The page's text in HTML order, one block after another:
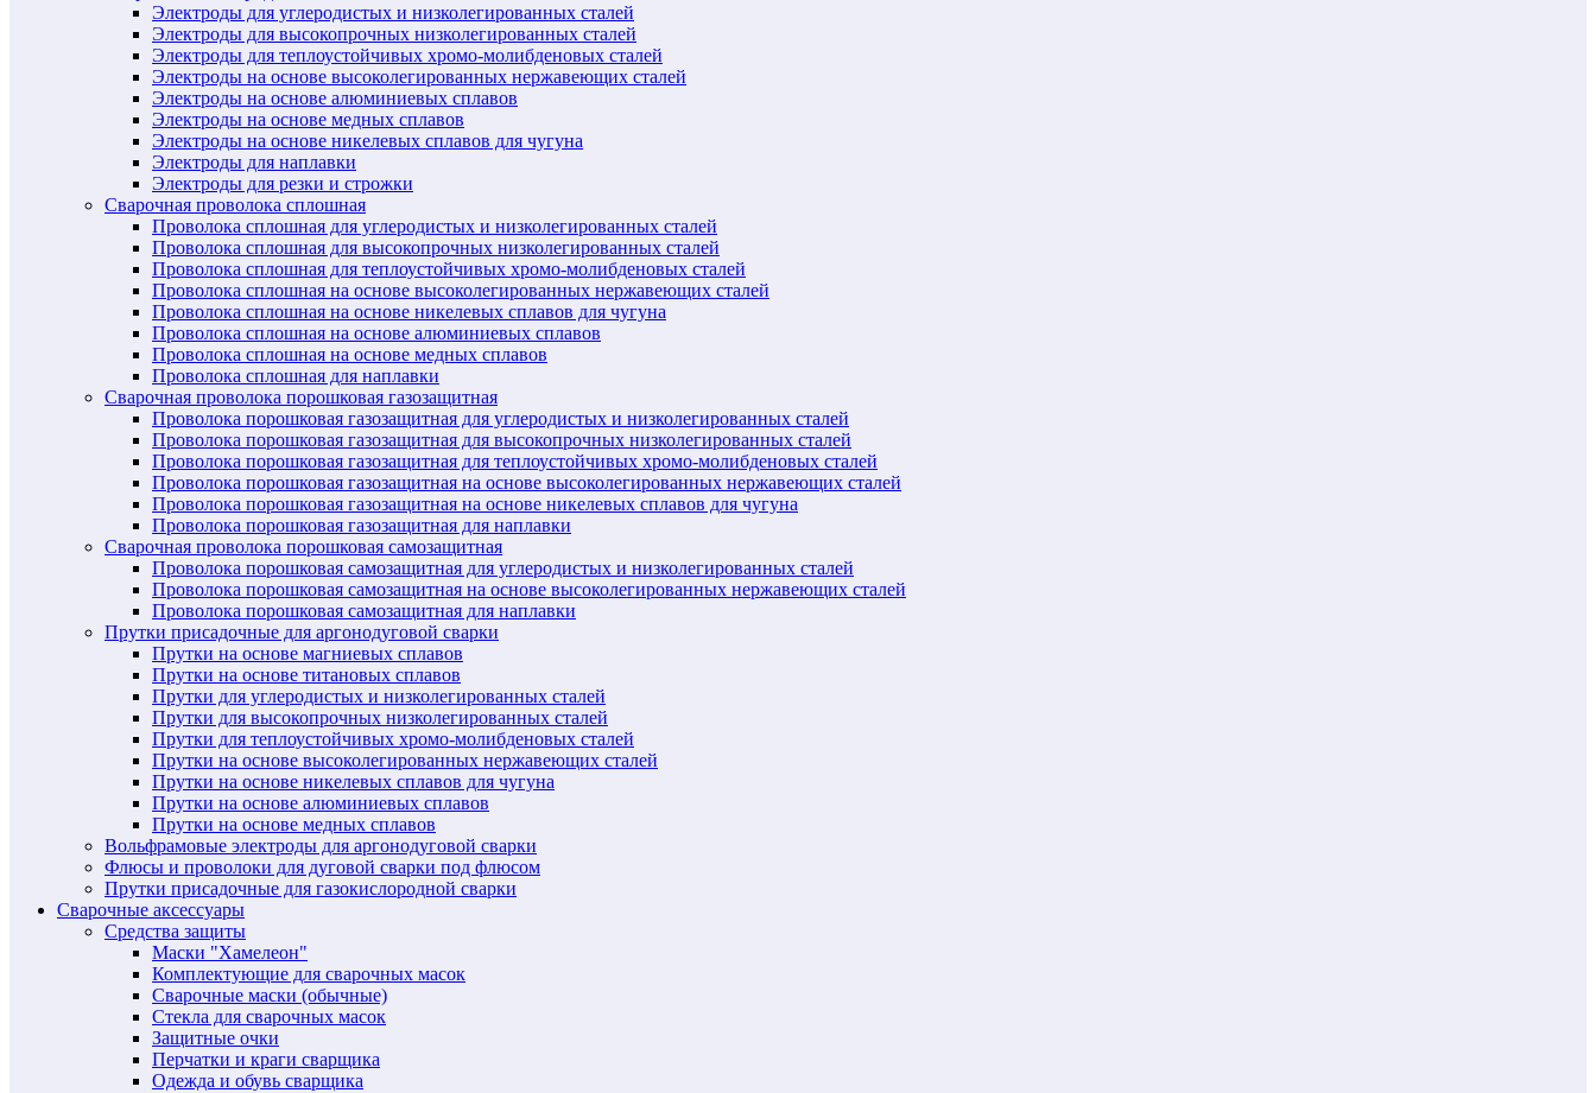
Электроды для углеродистых и низколегированных сталей
Электроды для высокопрочных низколегированных сталей
Электроды для теплоустойчивых хромо-молибденовых сталей
Электроды на основе высоколегированных нержавеющих сталей
Электроды на основе алюминиевых сплавов
Электроды на основе медных сплавов
Электроды на основе никелевых сплавов для чугуна
Электроды для наплавки
Электроды для резки и строжки
Сварочная проволока сплошная
Проволока сплошная для углеродистых и низколегированных сталей
Проволока сплошная для высокопрочных низколегированных сталей
Проволока сплошная для теплоустойчивых хромо-молибденовых сталей
Проволока сплошная на основе высоколегированных нержавеющих сталей
Проволока сплошная на основе никелевых сплавов для чугуна
Проволока сплошная на основе алюминиевых сплавов
Проволока сплошная на основе медных сплавов
Проволока сплошная для наплавки
Сварочная проволока порошковая газозащитная
Проволока порошковая газозащитная для углеродистых и низколегированных сталей
Проволока порошковая газозащитная для высокопрочных низколегированных сталей
Проволока порошковая газозащитная для теплоустойчивых хромо-молибденовых сталей
Проволока порошковая газозащитная на основе высоколегированных нержавеющих сталей
Проволока порошковая газозащитная на основе никелевых сплавов для чугуна
Проволока порошковая газозащитная для наплавки
Сварочная проволока порошковая самозащитная
Проволока порошковая самозащитная для углеродистых и низколегированных сталей
Проволока порошковая самозащитная на основе высоколегированных нержавеющих сталей
Проволока порошковая самозащитная для наплавки
Прутки присадочные для аргонодуговой сварки
Прутки на основе магниевых сплавов
Прутки на основе титановых сплавов
Прутки для углеродистых и низколегированных сталей
Прутки для высокопрочных низколегированных сталей
Прутки для теплоустойчивых хромо-молибденовых сталей
Прутки на основе высоколегированных нержавеющих сталей
Прутки на основе никелевых сплавов для чугуна
Прутки на основе алюминиевых сплавов
Прутки на основе медных сплавов
Вольфрамовые электроды для аргонодуговой сварки
Флюсы и проволоки для дуговой сварки под флюсом
Прутки присадочные для газокислородной сварки
Сварочные аксессуары
Средства защиты
Маски "Хамелеон"
Комплектующие для сварочных масок
Сварочные маски (обычные)
Стекла для сварочных масок
Защитные очки
Перчатки и краги сварщика
Одежда и обувь сварщика